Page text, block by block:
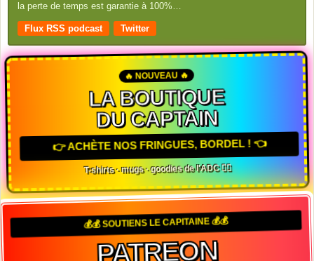
la perte de temps est garantie à 100%…
Flux RSS podcast Twitter
🔥 NOUVEAU 🔥
LA BOUTIQUE
DU CAPTAIN
👉 ACHÈTE NOS FRINGUES, BORDEL ! 👈
T-shirts · mugs · goodies de l'ADC 🏴‍☠️
💰💰 SOUTIENS LE CAPITAINE 💰💰
PATREON